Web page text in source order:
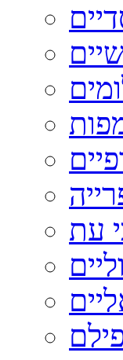
עת